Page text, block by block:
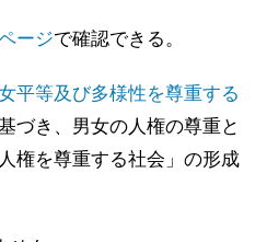
ージで確認できる。
平等及び多様性を尊重する
づき、男女の人権の尊重と
権を尊重する社会」の形成